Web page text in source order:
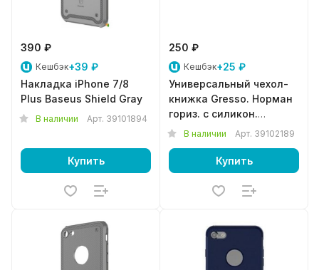
390 ₽
Кешбэк+39 ₽
Накладка iPhone 7/8
Plus Baseus Shield Gray
В наличии Арт. 39101894
Купить
250 ₽
Кешбэк+25 ₽
Универсальный чехол-
книжка Gresso. Норман
гориз. с силикон.
шеллом. (размер 5,5-6")
В наличии Арт. 39102189
Купить